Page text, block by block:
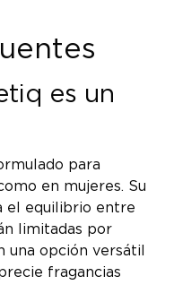
es un
para
en mujeres. Su
el equilibrio entre
limitadas por
una opción versátil
fragancias